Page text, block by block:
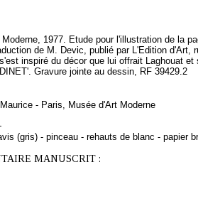
1977. Etude pour l'illustration de la
de M. Devic, publié par L'Edition d'Art,
inspiré du décor que lui offrait Laghouat
Gravure jointe au dessin, RF 39429.2
- Paris, Musée d'Art Moderne
(gris) - pinceau - rehauts de blanc - papier
MANUSCRIT :